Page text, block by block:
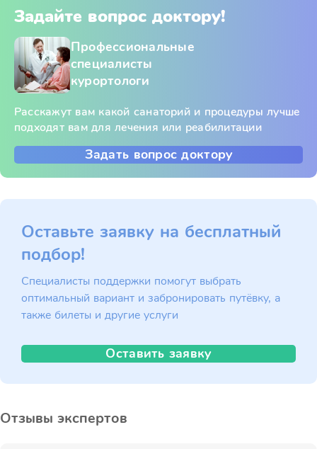
Задайте вопрос доктору!
Профессиональные
специалисты
курортологи
Расскажут вам какой санаторий и процедуры лучше
подходят вам для лечения или реабилитации
Задать вопрос доктору
Оставьте заявку на бесплатный
подбор!
Специалисты поддержки помогут выбрать
оптимальный вариант и забронировать путёвку, а
также билеты и другие услуги
Оставить заявку
Отзывы экспертов